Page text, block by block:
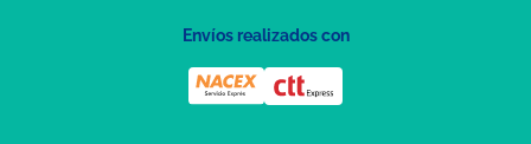
Envíos realizados con